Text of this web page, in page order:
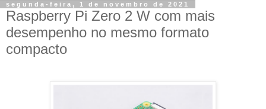
segunda-feira, 1 de novembro de 2021
Raspberry Pi Zero 2 W com mais
desempenho no mesmo formato
compacto